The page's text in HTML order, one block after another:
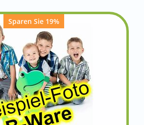
Sparen Sie 19%